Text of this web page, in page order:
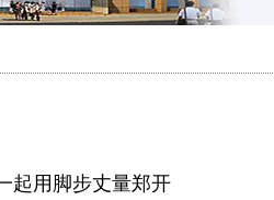
起用脚步丈量郑开